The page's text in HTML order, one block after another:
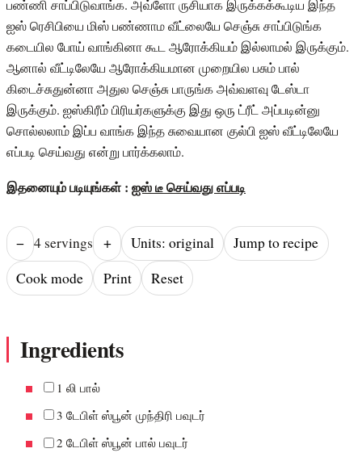
பண்ணி சாப்பிடுவாங்க. அவ்ளோ ருசியாக இருக்கக்கூடிய இந்த
ஐஸ் ரெசிபியை மிஸ் பண்ணாம வீட்லையே செஞ்சு சாப்பிடுங்க
கடையில போய் வாங்கினா கூட ஆரோக்கியம் இல்லாமல் இருக்கும்.
ஆனால் வீட்டிலேயே ஆரோக்கியமான முறையில பசும் பால்
கிடைச்சுதுன்னா அதுல செஞ்சு பாருங்க அவ்வளவு டேஸ்டா
இருக்கும். ஐஸ்கிரீம் பிரியர்களுக்கு இது ஒரு ட்ரீட் அப்படின்னு
சொல்லலாம் இப்ப வாங்க இந்த சுவையான குல்பி ஐஸ் வீட்டிலேயே
எப்படி செய்வது என்று பார்க்கலாம்.
இதனையும் படியுங்கள் : ஐஸ் டீ செய்வது எப்படி
− 4 servings + Units: original
Jump to recipe
Cook mode
Print Reset
Ingredients
1 லி பால்
3 டேபிள் ஸ்பூன் முந்திரி பவுடர்
2 டேபிள் ஸ்பூன் பால் பவுடர்